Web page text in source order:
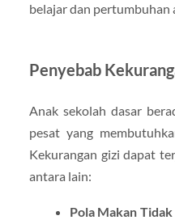
belajar dan pertumbuhan
Penyebab
Anak sekolah dasar
pesat yang
Kekurangan gizi dapat
antara lain:
Pola Makan Tidak